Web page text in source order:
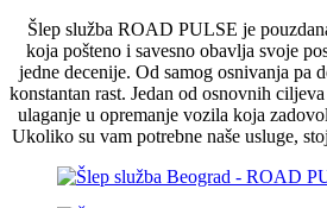
Šlep služba ROAD PULSE je
koja pošteno i savesno obavlja svoje
jedne decenije. Od samog osnivanja pa
konstantan rast. Jedan od osnovnih
ulaganje u opremanje vozila koja
Ukoliko su vam potrebne naše usluge,